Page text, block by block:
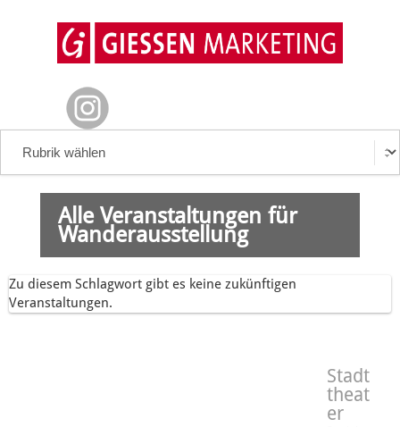
Alle Veranstaltungen für
Wanderausstellung
Zu diesem Schlagwort gibt es keine zukünftigen
Veranstaltungen.
Stadt
theat
er